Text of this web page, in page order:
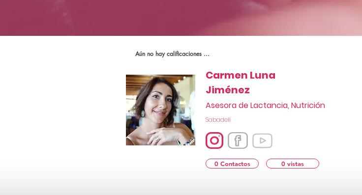
Aún no hay calificaciones ...
Carmen Luna
Jiménez
Asesora de Lactancia, Nutrición
Sabadell
0 Contactos 0 vistas